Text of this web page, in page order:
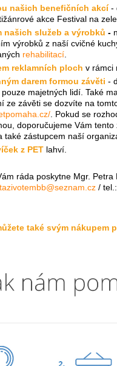
našich benefičních akcí-
akce Festival na
našich služeb a výrobků -
výrobků z naší cvičné
rehabilitací
reklamních ploch v rámci
darem formou závěti -
majetných lidí. Také
ze závěti se dozvíte na
. Pokud se
doporučujeme Vám
také zástupcem naší
z PET lahví.
ráda poskytne Mgr. Petra
/
také svým nákupem